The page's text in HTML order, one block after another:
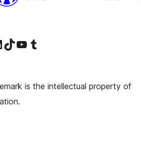
기틱톡 계정 방문하기유튜브 채널 방문하기 텀블러 계정 방문하기
is the intellectual property of